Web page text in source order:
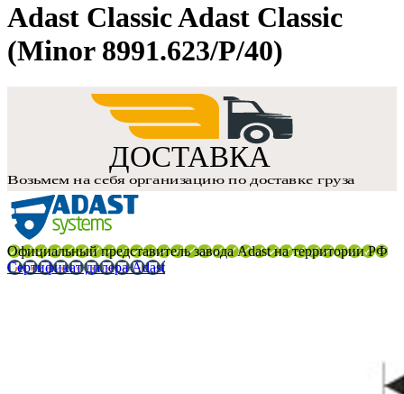
Adast Classic Adast Classic
(Minor 8991.623/P/40)
Официальный представитель завода Adast на территории РФ
Сертификат дилера Adast